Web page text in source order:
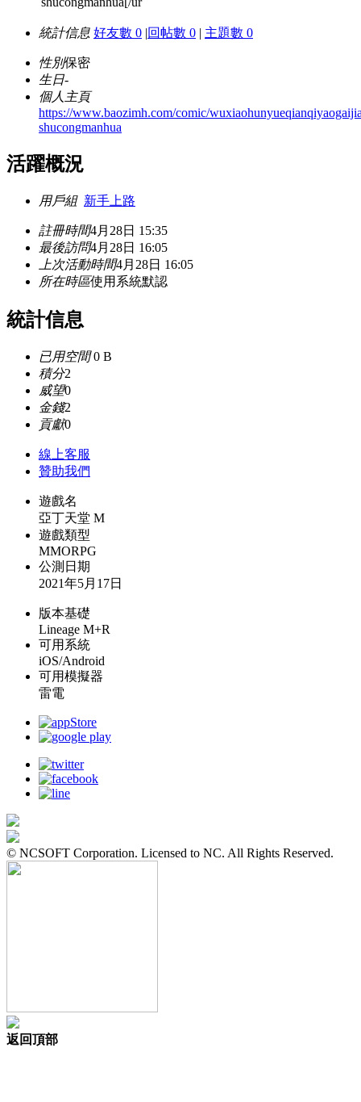
統計信息 好友數 0 |回帖數 0 | 主題數 0
性別保密
生日-
個人主頁
https://www.baozimh.com/comic/
shucongmanhua
活躍概況
用戶組 新手上路
註冊時間4月28日 15:35
最後訪問4月28日 16:05
上次活動時間4月28日 16:05
所在時區使用系統默認
統計信息
已用空間0 B
積分2
威望0
金錢2
貢獻0
線上客服
贊助我們
遊戲名
亞丁天堂 M
遊戲類型
MMORPG
公測日期
2021年5月17日
版本基礎
Lineage M+R
可用系統
iOS/Android
可用模擬器
雷電
© NCSOFT Corporation. Licensed to NC. All Rights Reserved.
返回頂部